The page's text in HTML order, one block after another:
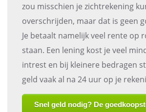
zou misschien je zichtrekening
overschrijden, maar dat is geen
Je betaalt namelijk veel rente op
staan. Een lening kost je veel
intrest en bij kleinere bedragen
geld vaak al na 24 uur op je
Snel geld nodig? De